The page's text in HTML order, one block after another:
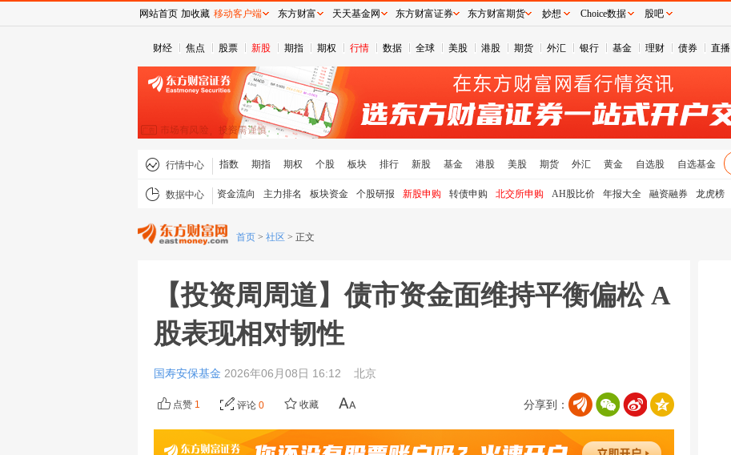
财经 焦点 股票 新股 期指 期权 行情 数据 全球 美股 港股 期货 外汇 银行 基金 理财 债券 直播
行情中心 指数 期指 期权 个股 板块 排行 新股 基金 港股 美股 期货 外汇 黄金 自选股 自选基金
数据中心 资金流向 主力排名 板块资金 个股研报 新股申购 转债申购 北交所申购 AH股比价 年报大全 融资融券 龙虎榜
首页 > 社区 > 正文
【投资周周道】债市资金面维持平衡偏松 A
股表现相对韧性
国寿安保基金 2026年06月08日 16:12 北京
分享到：
点赞 1 评论 0 收藏
网站首页 加收藏 移动客户端 东方财富 天天基金网 东方财富证券 东方财富期货 妙想 Choice数据 股吧